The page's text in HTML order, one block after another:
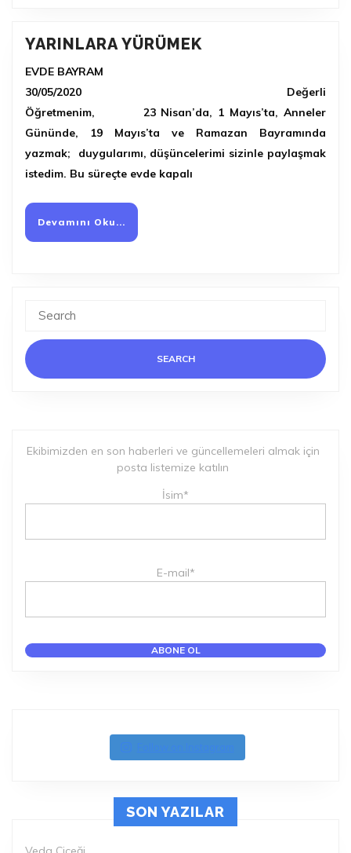
YARINLARA YÜRÜMEK
EVDE BAYRAM
30/05/2020 Değerli
Öğretmenim, 23 Nisan’da, 1 Mayıs’ta, Anneler
Gününde, 19 Mayıs’ta ve Ramazan Bayramında
yazmak; duygularımı, düşüncelerimi sizinle paylaşmak
istedim. Bu süreçte evde kapalı
Devamını Oku...
Oku...
for:
Ekibimizden en son haberleri ve güncellemeleri almak için
posta listemize katılın
İsim*
E-mail*
Follow on Instagram
SON YAZILAR